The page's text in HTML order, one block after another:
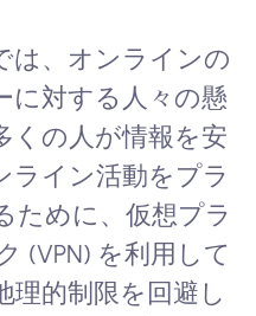
は、オンラインの
に対する人々の懸
くの人が情報を安
ライン活動をプラ
ために、仮想プラ
(VPN) を利用して
理的制限を回避し